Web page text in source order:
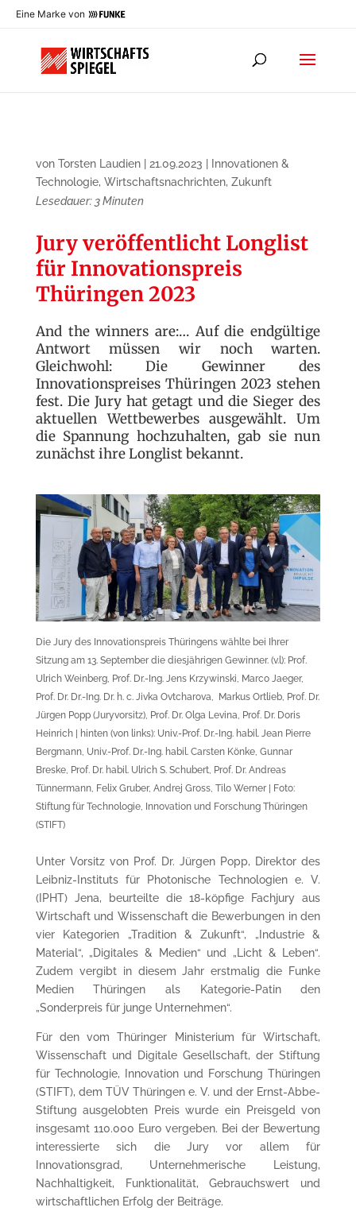
Eine Marke von
von Torsten Laudien| 21.09.2023
Innovationen &
Technologie, Wirtschaftsnachrichten, Zukunft
Lesedauer: 3 Minuten
Jury veröffentlicht Longlist
für Innovationspreis
Thüringen 2023
And the winners are:… Auf die endgültige
Antwort müssen wir noch warten.
Gleichwohl: Die Gewinner des
Innovationspreises Thüringen 2023 stehen
fest. Die Jury hat getagt und die Sieger des
aktuellen Wettbewerbes ausgewählt. Um
die Spannung hochzuhalten, gab sie nun
zunächst ihre Longlist bekannt.
Die Jury des Innovationspreis Thüringens wählte bei Ihrer
Sitzung am 13. September die diesjährigen Gewinner. (v.l): Prof.
Ulrich Weinberg, Prof. Dr.-Ing. Jens Krzywinski, Marco Jaeger,
Prof. Dr. Dr.-Ing. Dr. h. c. Jivka Ovtcharova, Markus Ortlieb, Prof. Dr.
Jürgen Popp (Juryvorsitz), Prof. Dr. Olga Levina, Prof. Dr. Doris
Heinrich | hinten (von links): Univ.-Prof. Dr.-Ing. habil. Jean Pierre
Bergmann, Univ.-Prof. Dr.-Ing. habil. Carsten Könke, Gunnar
Breske, Prof. Dr. habil. Ulrich S. Schubert, Prof. Dr. Andreas
Tünnermann, Felix Gruber, Andrej Gross, Tilo Werner | Foto:
Stiftung für Technologie, Innovation und Forschung Thüringen
(STIFT)
Unter Vorsitz von Prof. Dr. Jürgen Popp, Direktor des
Leibniz-Instituts für Photonische Technologien e. V.
(IPHT) Jena, beurteilte die 18-köpfige Fachjury aus
Wirtschaft und Wissenschaft die Bewerbungen in den
vier Kategorien „Tradition & Zukunft“, „Industrie &
Material“, „Digitales & Medien“ und „Licht & Leben“.
Zudem vergibt in diesem Jahr erstmalig die Funke
Medien Thüringen als Kategorie-Patin den
„Sonderpreis für junge Unternehmen“.
Für den vom Thüringer Ministerium für Wirtschaft,
Wissenschaft und Digitale Gesellschaft, der Stiftung
für Technologie, Innovation und Forschung Thüringen
(STIFT), dem TÜV Thüringen e. V. und der Ernst-Abbe-
Stiftung ausgelobten Preis wurde ein Preisgeld von
insgesamt 110.000 Euro vergeben. Bei der Bewertung
interessierte sich die Jury vor allem für
Innovationsgrad, Unternehmerische Leistung,
Nachhaltigkeit, Funktionalität, Gebrauchswert und
wirtschaftlichen Erfolg der Beiträge.